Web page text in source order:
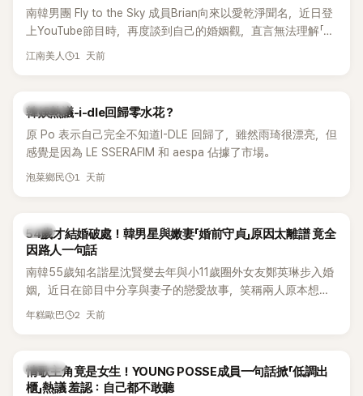
南韓男團 Fly to the Sky 成員Brian向來以愛乾淨聞名，近日登
上YouTube節目時，再度談到自己的婚姻觀，直言無法理解「連
另一半的口臭、便便臭都要愛」這種說法，更大方表明自己是不
江南美人 1 天前
熱議討論
韓娛熱議-i-dle回歸零水花？
原 Po 表示自己完全不知道I-DLE 回歸了，雖然雨琦很漂亮，但
感覺是因為 LE SSERAFIM 和 aespa 佔據了市場。
泡菜鄉民 1 天前
韓星
54歲才結婚破處！韓男星與嫩妻「婚前守貞」原因太離譜 竟全
因路人一句話
南韓55歲知名諧星沈賢燮去年與小11歲圈外女友鄭英琳步入婚
姻，近日在節目中分享與妻子的戀愛故事，笑稱兩人原本想享
受兩人世界，沒想到站在飯店門口時竟被路人認出，還一路替
年糕歐巴 2 天前
K-POP
情歌主角竟是女生！YOUNG POSSE成員一句話掀「低調出
櫃」熱議 羞認：自己都不敢聽